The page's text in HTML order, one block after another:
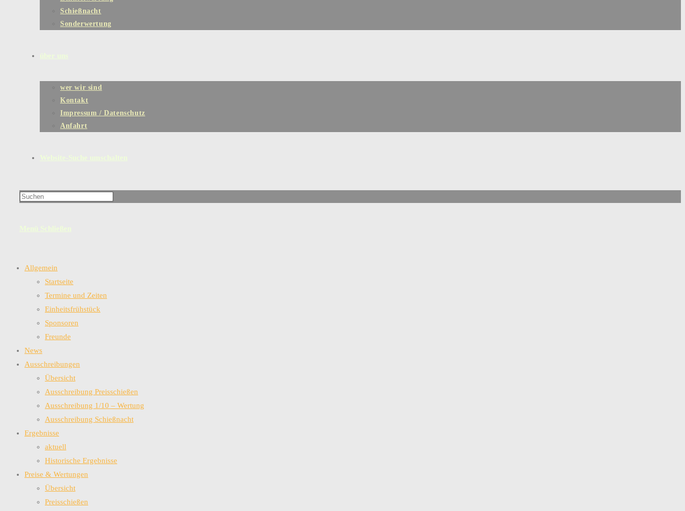
Schießnacht
Sonderwertung
wer wir sind
Kontakt
Impressum / Datenschutz
Anfahrt
Allgemein
Startseite
Termine und Zeiten
Einheitsfrühstück
Sponsoren
Freunde
News
Ausschreibungen
Übersicht
Ausschreibung Preisschießen
Ausschreibung 1/10 – Wertung
Ausschreibung Schießnacht
Ergebnisse
aktuell
Historische Ergebnisse
Preise & Wertungen
Übersicht
Preisschießen